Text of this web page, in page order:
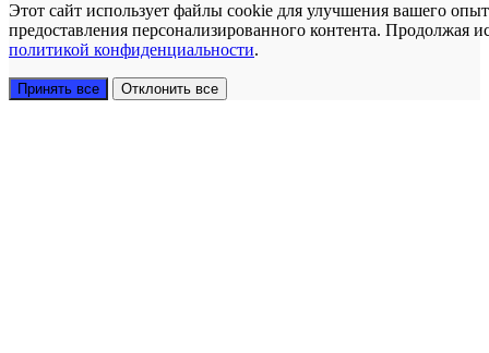
Этот сайт использует файлы cookie для улучшения вашего
предоставления персонализированного контента. Продолжая
политикой конфиденциальности.
Принять все Отклонить все